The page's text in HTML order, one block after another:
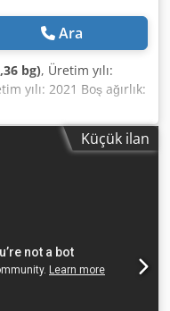
Ara
bg), Üretim yılı:
yılı: 2021 Boş ağırlık:
231 x 296 cm Dedpfjxb
TCD 4.1 L4 156CV
Küçük ilan